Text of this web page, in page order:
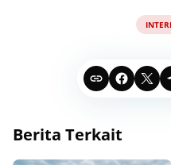
Berita Terkait